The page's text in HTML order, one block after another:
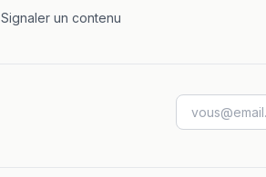
Signaler un contenu